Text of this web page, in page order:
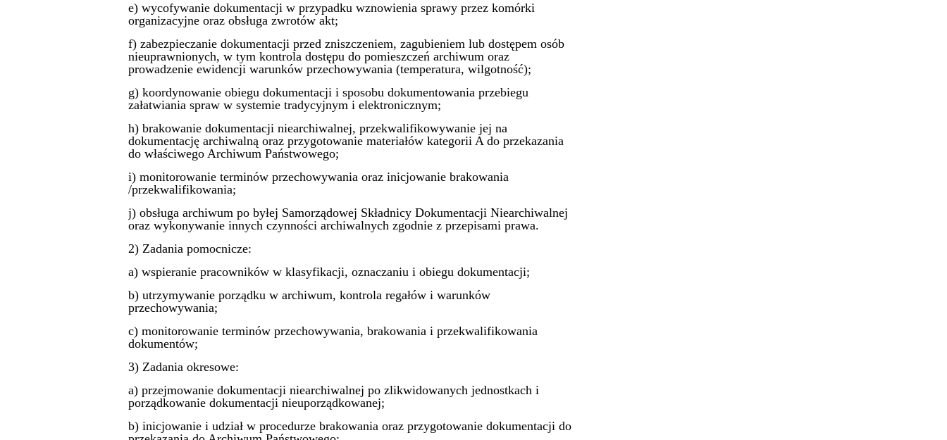
e) wycofywanie dokumentacji w przypadku wznowienia sprawy przez komórki
organizacyjne oraz obsługa zwrotów akt;
f) zabezpieczanie dokumentacji przed zniszczeniem, zagubieniem lub dostępem osób
nieuprawnionych, w tym kontrola dostępu do pomieszczeń archiwum oraz
prowadzenie ewidencji warunków przechowywania (temperatura, wilgotność);
g) koordynowanie obiegu dokumentacji i sposobu dokumentowania przebiegu
załatwiania spraw w systemie tradycyjnym i elektronicznym;
h) brakowanie dokumentacji niearchiwalnej, przekwalifikowywanie jej na
dokumentację archiwalną oraz przygotowanie materiałów kategorii A do przekazania
do właściwego Archiwum Państwowego;
i) monitorowanie terminów przechowywania oraz inicjowanie brakowania
/przekwalifikowania;
j) obsługa archiwum po byłej Samorządowej Składnicy Dokumentacji Niearchiwalnej
oraz wykonywanie innych czynności archiwalnych zgodnie z przepisami prawa.
2) Zadania pomocnicze:
a) wspieranie pracowników w klasyfikacji, oznaczaniu i obiegu dokumentacji;
b) utrzymywanie porządku w archiwum, kontrola regałów i warunków
przechowywania;
c) monitorowanie terminów przechowywania, brakowania i przekwalifikowania
dokumentów;
3) Zadania okresowe:
a) przejmowanie dokumentacji niearchiwalnej po zlikwidowanych jednostkach i
porządkowanie dokumentacji nieuporządkowanej;
b) inicjowanie i udział w procedurze brakowania oraz przygotowanie dokumentacji do